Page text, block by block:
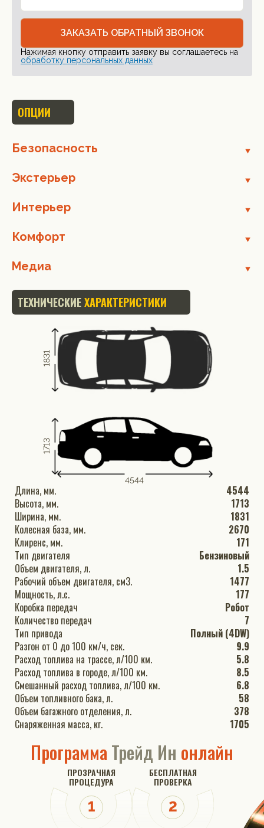
ЗАКАЗАТЬ ОБРАТНЫЙ ЗВОНОК
Нажимая кнопку отправить заявку вы соглашаетесь на
обработку персональных данных
ОПЦИИ
Безопасность
Экстерьер
Интерьер
Комфорт
Медиа
ТЕХНИЧЕСКИЕХАРАКТЕРИСТИКИ
4544
1713
1831
Длина, мм.
4544
Высота, мм.
1713
Ширина, мм.
1831
Колесная база, мм.
2670
Клиренс, мм.
171
Тип двигателя
Бензиновый
Объем двигателя, л.
1.5
Рабочий объем двигателя, см3.
1477
Мощность, л.с.
177
Коробка передач
Робот
Количество передач
7
Тип привода
Полный (4DW)
Разгон от 0 до 100 км/ч, сек.
9.9
Расход топлива на трассе, л/100 км.
5.8
Расход топлива в городе, л/100 км.
8.5
Смешанный расход топлива, л/100 км.
6.8
Объем топливного бака, л.
58
Объем багажного отделения, л.
378
Снаряженная масса, кг.
1705
ПрограммаТрейд Ин онлайн
ПРОЗРАЧНАЯ
ПРОЦЕДУРА
БЕСПЛАТНАЯ
ПРОВЕРКА